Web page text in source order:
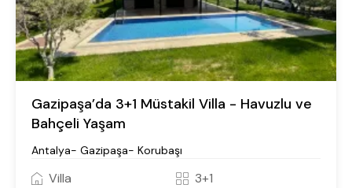
Gazipaşa’da 3+1 Müstakil Villa - Havuzlu ve
Bahçeli Yaşam
Antalya- Gazipaşa- Korubaşı
Villa
3+1